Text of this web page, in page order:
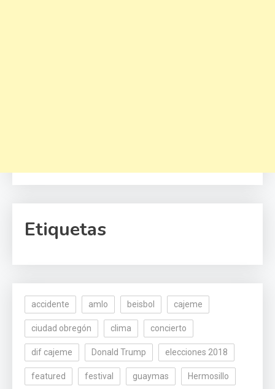
Etiquetas
accidente amlo beisbol cajeme
ciudad obregón clima concierto
dif cajeme Donald Trump elecciones 2018
featured festival guaymas Hermosillo